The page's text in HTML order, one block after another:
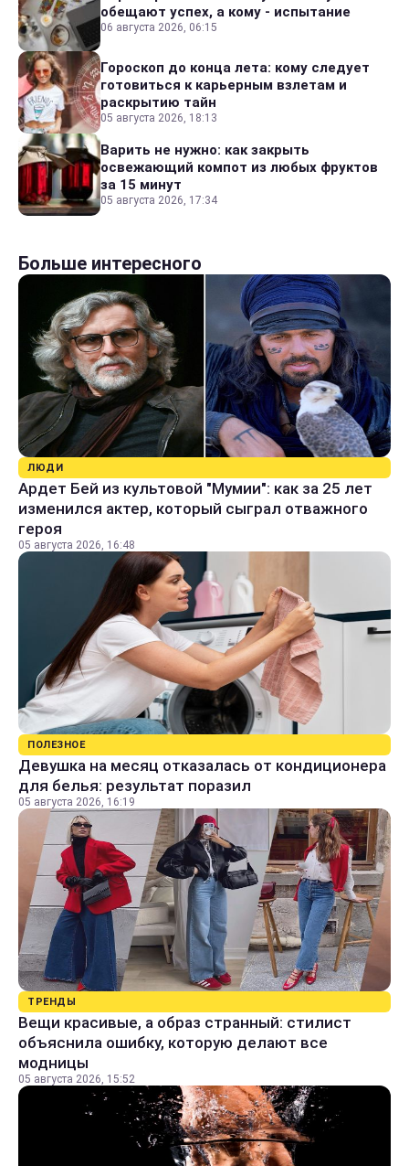
обещают успех, а кому - испытание
06 августа 2026, 06:15
Гороскоп до конца лета: кому следует
готовиться к карьерным взлетам и
раскрытию тайн
05 августа 2026, 18:13
Варить не нужно: как закрыть
освежающий компот из любых фруктов
за 15 минут
05 августа 2026, 17:34
Больше интересного
ЛЮДИ
Ардет Бей из культовой "Мумии": как за 25 лет
изменился актер, который сыграл отважного
героя
05 августа 2026, 16:48
ПОЛЕЗНОЕ
Девушка на месяц отказалась от кондиционера
для белья: результат поразил
05 августа 2026, 16:19
ТРЕНДЫ
Вещи красивые, а образ странный: стилист
объяснила ошибку, которую делают все
модницы
05 августа 2026, 15:52